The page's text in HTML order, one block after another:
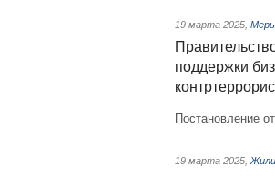
19 марта 2025 Меры
поддержки
Постановление
19 марта 2025